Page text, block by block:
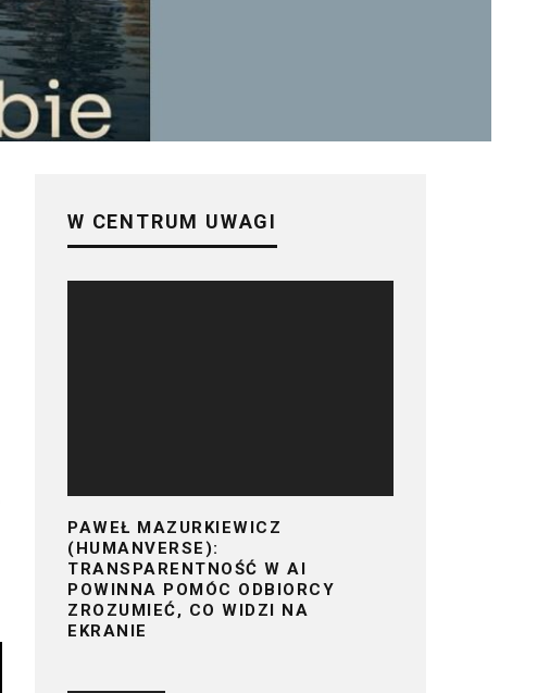
W CENTRUM UWAGI
PAWEŁ MAZURKIEWICZ
(HUMANVERSE):
TRANSPARENTNOŚĆ W AI
POWINNA POMÓC ODBIORCY
ZROZUMIEĆ, CO WIDZI NA
EKRANIE